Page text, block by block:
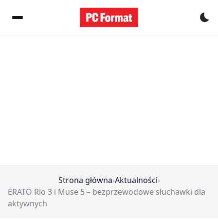
Strona główna›Aktualności›
ERATO Rio 3 i Muse 5 – bezprzewodowe słuchawki dla
aktywnych